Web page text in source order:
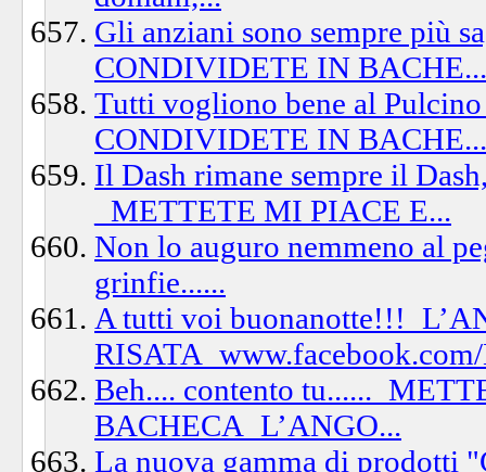
Gli anziani sono sempre più
CONDIVIDETE IN BACHE...
Tutti vogliono bene al
CONDIVIDETE IN BACHE...
Il Dash rimane sempre il
_METTETE MI PIACE E...
Non lo auguro nemmeno al
grinfie......
A tutti voi
Beh.... contento
BACHECA_L’ANGO...
La nuova gamma di prodotti